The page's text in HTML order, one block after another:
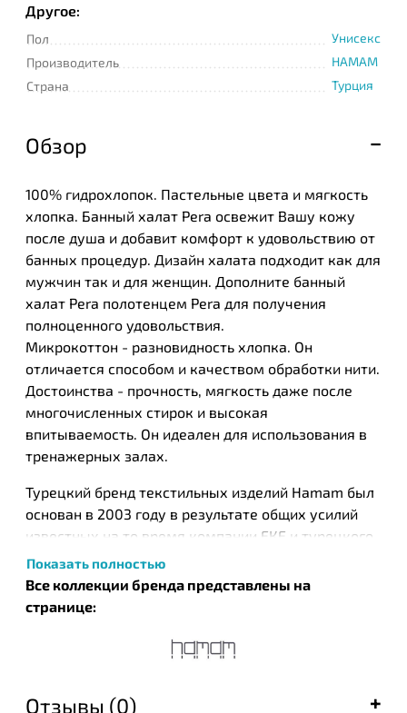
Другое:
Пол
Унисекс
Производитель
HAMAM
Страна
Турция
Обзор
100% гидрохлопок. Пастельные цвета и мягкость
хлопка. Банный халат Pera освежит Вашу кожу
после душа и добавит комфорт к удовольствию от
банных процедур. Дизайн халата подходит как для
мужчин так и для женщин. Дополните банный
халат Pera полотенцем Pera для получения
полноценного удовольствия.
Микрокоттон - разновидность хлопка. Он
отличается способом и качеством обработки нити.
Достоинства - прочность, мягкость даже после
многочисленных стирок и высокая
впитываемость. Он идеален для использования в
тренажерных залах.
Турецкий бренд текстильных изделий Нamam был
основан в 2003 году в результате общих усилий
известных на то время компании ЕКЕ и турецкого
дизайнера Идиль Тарзи. Этот бренд стал одним из
первых, кто запустил производство целых серий
во всем мире. Успешный тандем производителя и
в рамках кампании по продвижению
Показать полностью
Все коллекции бренда представлены на
странице:
Отзывы (0)